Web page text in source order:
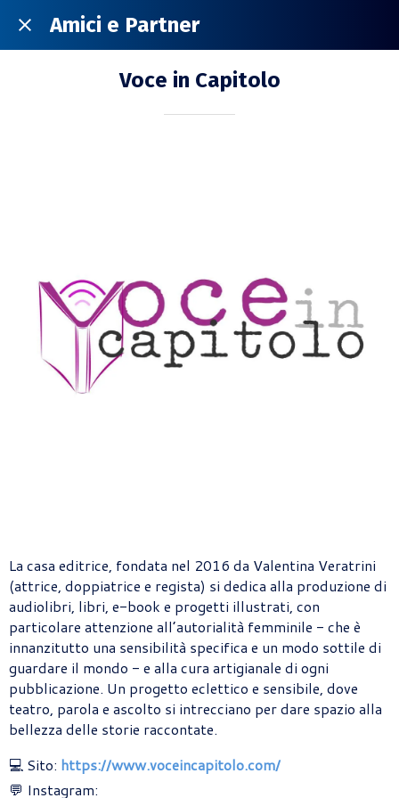
Amici e Partner
Voce in Capitolo
La casa editrice, fondata nel 2016 da Valentina Veratrini
(attrice, doppiatrice e regista) si dedica alla produzione di
audiolibri, libri, e-book e progetti illustrati, con
particolare attenzione all’autorialità femminile - che è
innanzitutto una sensibilità specifica e un modo sottile di
guardare il mondo - e alla cura artigianale di ogni
pubblicazione. Un progetto eclettico e sensibile, dove
teatro, parola e ascolto si intrecciano per dare spazio alla
bellezza delle storie raccontate.
💻 Sito: https://www.voceincapitolo.com/
💬 Instagram: